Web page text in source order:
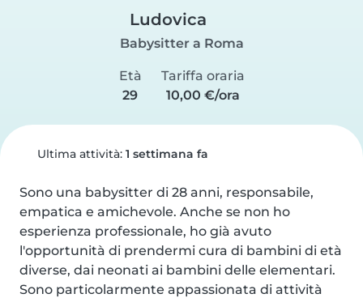
Ludovica
Babysitter a Roma
Età
29
Tariffa oraria
10,00 €/ora
Ultima attività: 1 settimana fa
Sono una babysitter di 28 anni, responsabile,
empatica e amichevole. Anche se non ho
esperienza professionale, ho già avuto
l'opportunità di prendermi cura di bambini di età
diverse, dai neonati ai bambini delle elementari.
Sono particolarmente appassionata di attività